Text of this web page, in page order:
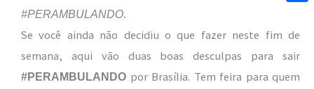
#PERAMBULANDO.
Se você ainda não decidiu o que fazer neste fim de
semana, aqui vão duas boas desculpas para sair
#PERAMBULANDO por Brasília. Tem feira para quem